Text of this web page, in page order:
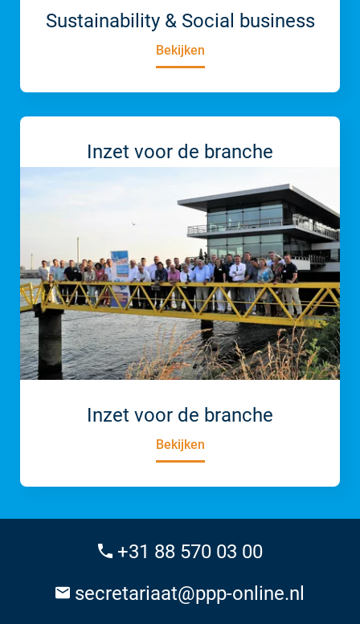
Sustainability & Social business
Bekijken
Inzet voor de branche
Inzet voor de branche
Bekijken
+31 88 570 03 00
secretariaat@ppp-online.nl